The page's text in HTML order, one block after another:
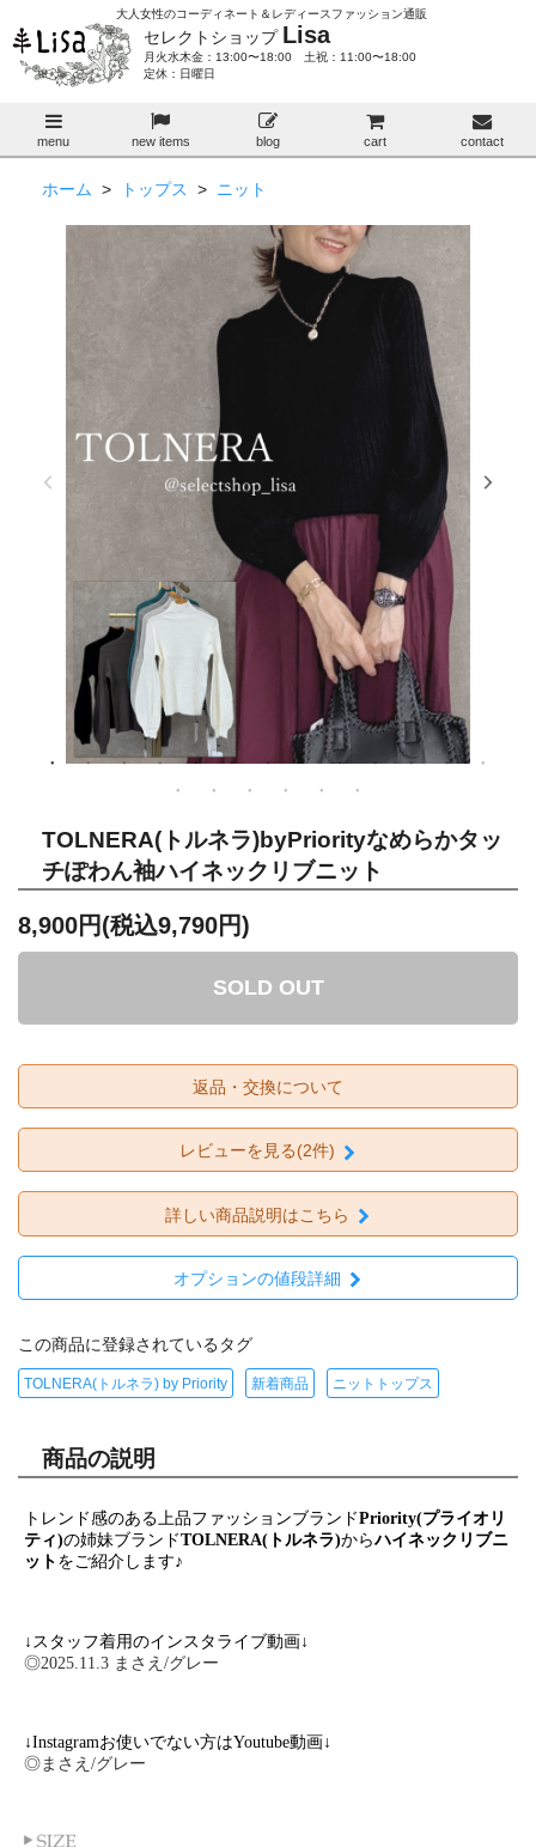
大人女性のコーディネート＆レディースファッション通販
セレクトショップ Lisa
月火水木金：13:00〜18:00 土祝：11:00〜18:00
定休：日曜日
menu new items blog cart contact
ホーム > トップス > ニット
TOLNERA(トルネラ)byPriorityなめらかタッ
チぽわん袖ハイネックリブニット
8,900円(税込9,790円)
SOLD OUT
返品・交換について
レビューを見る(2件)
詳しい商品説明はこちら
オプションの値段詳細
この商品に登録されているタグ
TOLNERA(トルネラ) by Priority 新着商品 ニットトップス
商品の説明
トレンド感のある上品ファッションブランドPriority(プライオリ
ティ)の姉妹ブランドTOLNERA(トルネラ)からハイネックリブニ
ット をご紹介します♪
↓スタッフ着用のインスタライブ動画↓
◎2025.11.3 まさえ/グレー
↓Instagramお使いでない方はYoutube動画↓
◎まさえ/グレー